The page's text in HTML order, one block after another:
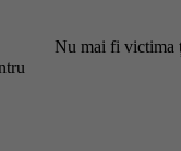
Nu mai fi victima